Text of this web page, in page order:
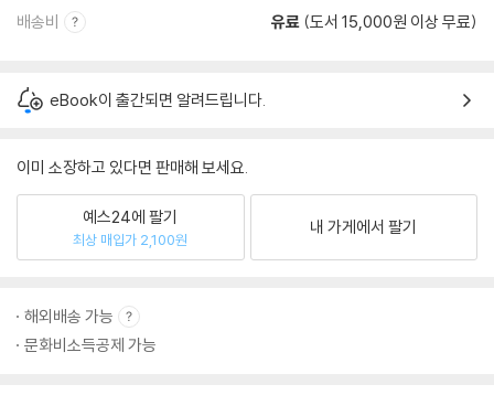
배송비 유료 (도서 15,000원 이상 무료)
eBook이 출간되면 알려드립니다.
이미 소장하고 있다면 판매해 보세요.
예스24에 팔기
최상 매입가 2,100원
내 가게에서 팔기
해외배송 가능
문화비소득공제 가능